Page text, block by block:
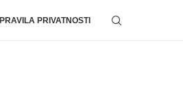
PRAVILA PRIVATNOSTI